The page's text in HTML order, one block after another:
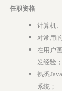
任职资格
计算机
对常用
在用户
发经验；
熟悉
系统；